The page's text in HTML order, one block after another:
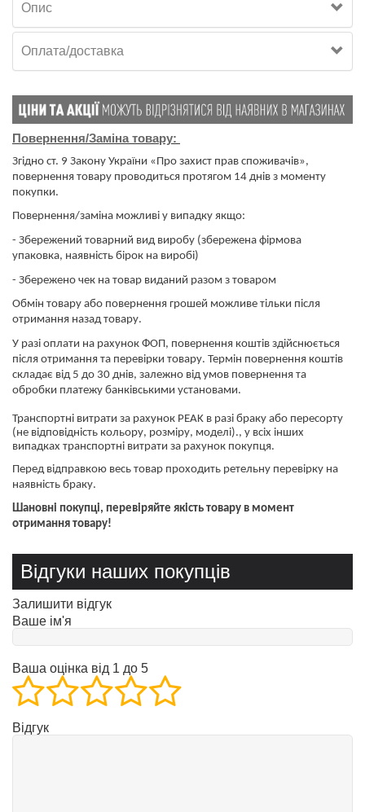
Опис
Оплата/доставка
Повернення/Заміна товару:
Згідно ст. 9 Закону України «Про захист прав споживачів»,
повернення товару проводиться протягом 14 днів з моменту
покупки.
Повернення/заміна можливі у випадку якщо:
- Збережений товарний вид виробу (збережена фірмова
упаковка, наявність бірок на виробі)
- Збережено чек на товар виданий разом з товаром
Обмін товару або повернення грошей можливе тільки після
отримання назад товару.
У разі оплати на рахунок ФОП, повернення коштів здійснюється
після отримання та перевірки товару. Термін повернення коштів
складає від 5 до 30 днів, залежно від умов повернення та
обробки платежу банківськими установами.
​​​​​​​Транспортні витрати за рахунок PEAK в разі браку або пересорту
(не відповідність кольору, розміру, моделі)., у всіх інших
випадках транспортні витрати за рахунок покупця.
Перед відправкою весь товар проходить ретельну перевірку на
наявність браку.
Шановні покупці, перевіряйте якість товару в момент
отримання товару!
Відгуки наших покупців
Залишити відгук
Ваше ім'я
Ваша оцінка від 1 до 5
Відгук